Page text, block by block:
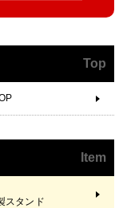
Top
Item
スタンド